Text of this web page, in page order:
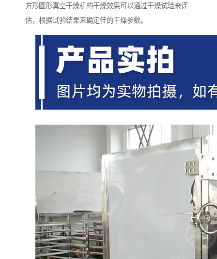
方形圆形真空干燥机的干燥效果可以通过干燥试验来评
估，根据试验结果来确定佳的干燥参数。